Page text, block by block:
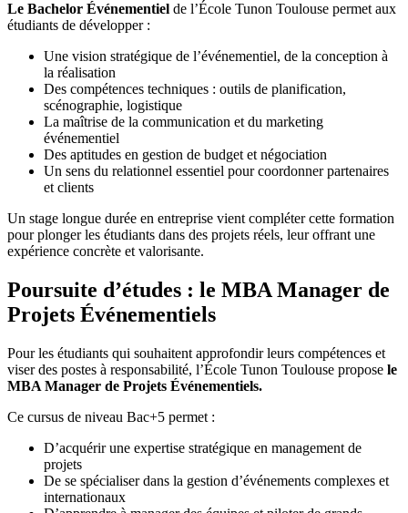
Le Bachelor Événementiel de l’École Tunon Toulouse permet aux
étudiants de développer :
Une vision stratégique de l’événementiel, de la conception à
la réalisation
Des compétences techniques : outils de planification,
scénographie, logistique
La maîtrise de la communication et du marketing
événementiel
Des aptitudes en gestion de budget et négociation
Un sens du relationnel essentiel pour coordonner partenaires
et clients
Un stage longue durée en entreprise vient compléter cette formation
pour plonger les étudiants dans des projets réels, leur offrant une
expérience concrète et valorisante.
Poursuite d’études : le MBA Manager de
Projets Événementiels
Pour les étudiants qui souhaitent approfondir leurs compétences et
viser des postes à responsabilité, l’École Tunon Toulouse propose le
MBA Manager de Projets Événementiels.
Ce cursus de niveau Bac+5 permet :
D’acquérir une expertise stratégique en management de
projets
De se spécialiser dans la gestion d’événements complexes et
internationaux